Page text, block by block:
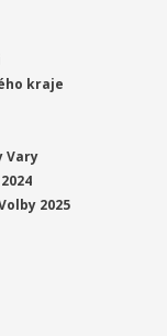
kraje
Vary
2025